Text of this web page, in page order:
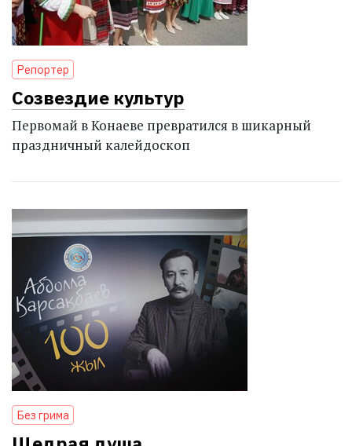
Репортер
Созвездие культур
Первомай в Конаеве превратился в шикарный
праздничный калейдоскоп
Без грима